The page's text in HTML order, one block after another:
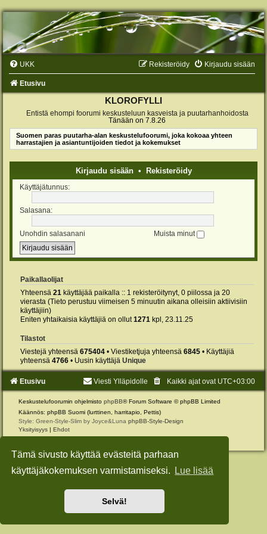
Tämä sivusto käyttää evästeitä parhaan
käyttäjäkokemuksen varmistamiseksi.
Lue lisää
Selvä!
UKK Kirjaudu sisään
Rekisteröidy
Etusivu
KLOROFYLLI
Entistä ehompi foorumi keskusteluun kasveista ja puutarhanhoidosta
Tänään on 7.8.26
Suomen paras puutarha-alan keskustelufoorumi, joka kokoaa yhteen
harrastajien ja asiantuntijoiden tiedot ja kokemukset
Kirjaudu sisään• Rekisteröidy
Käyttäjätunnus:
Salasana:
Unohdin salasanani Muista minut
Paikallaolijat
Yhteensä 21 käyttäjää paikalla :: 1 rekisteröitynyt, 0 piilossa ja 20
vierasta (Tieto perustuu viimeisen 5 minuutin aikana olleisiin aktiivisiin
käyttäjiin)
Eniten yhtaikaisia käyttäjiä on ollut1271 kpl, 23.11.25
Tilastot
Viestejä yhteensä 675404 • Viestiketjuja yhteensä 6845 • Käyttäjiä
yhteensä 4766 • Uusin käyttäjä Unique
Etusivu Kaikki ajat ovat UTC+03:00
Viesti Ylläpidolle
Keskustelufoorumin ohjelmisto phpBB® Forum Software © phpBB Limited
Käännös: phpBB Suomi (lurttinen, harritapio, Pettis)
Style: Green-Style-Slim by Joyce&Luna phpBB-Style-Design
Yksityisyys | Ehdot